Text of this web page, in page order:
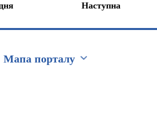
Наступна
Мапа порталу